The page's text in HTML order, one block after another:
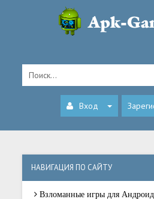
Вход
НАВИГАЦИЯ ПО САЙТУ
Взломанные игры для Андроид